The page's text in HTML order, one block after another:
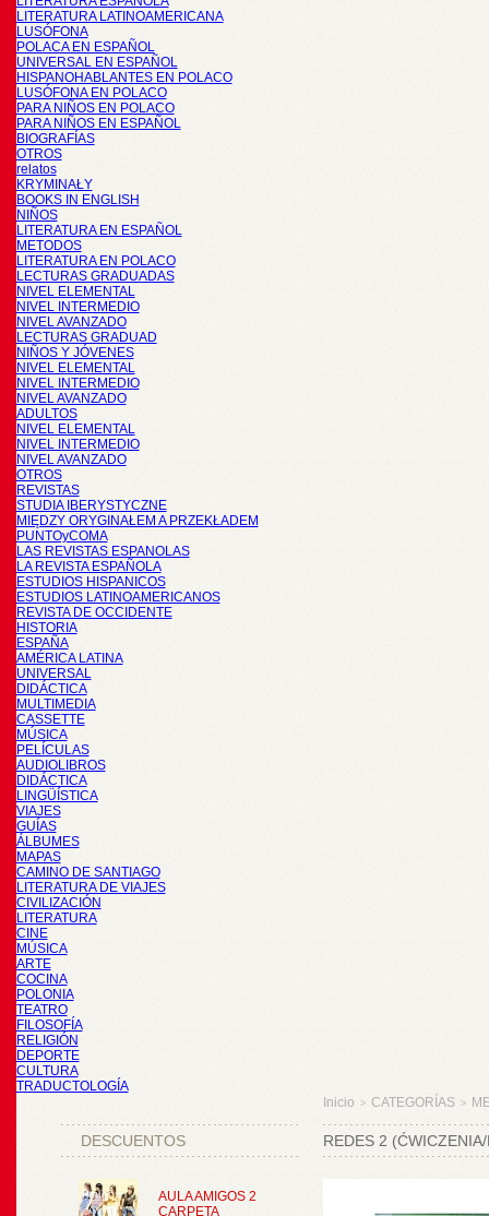
LITERATURA LATINOAMERICANA
LUSÓFONA
POLACA EN ESPAÑOL
UNIVERSAL EN ESPAÑOL
HISPANOHABLANTES EN POLACO
LUSÓFONA EN POLACO
PARA NIÑOS EN POLACO
PARA NIÑOS EN ESPAÑOL
BIOGRAFÍAS
OTROS
relatos
KRYMINAŁY
BOOKS IN ENGLISH
NIÑOS
LITERATURA EN ESPAÑOL
METODOS
LITERATURA EN POLACO
LECTURAS GRADUADAS
NIVEL ELEMENTAL
NIVEL INTERMEDIO
NIVEL AVANZADO
LECTURAS GRADUAD
NIÑOS Y JÓVENES
NIVEL ELEMENTAL
NIVEL INTERMEDIO
NIVEL AVANZADO
ADULTOS
NIVEL ELEMENTAL
NIVEL INTERMEDIO
NIVEL AVANZADO
OTROS
REVISTAS
STUDIA IBERYSTYCZNE
MIĘDZY ORYGINAŁEM A PRZEKŁADEM
PUNTOyCOMA
LAS REVISTAS ESPANOLAS
LA REVISTA ESPAÑOLA
ESTUDIOS HISPANICOS
ESTUDIOS LATINOAMERICANOS
REVISTA DE OCCIDENTE
HISTORIA
ESPAÑA
AMÉRICA LATINA
UNIVERSAL
DIDÁCTICA
MULTIMEDIA
CASSETTE
MÚSICA
PELÍCULAS
AUDIOLIBROS
DIDÁCTICA
LINGÜÍSTICA
VIAJES
GUÍAS
ÁLBUMES
MAPAS
CAMINO DE SANTIAGO
LITERATURA DE VIAJES
CIVILIZACIÓN
LITERATURA
CINE
MÚSICA
ARTE
COCINA
POLONIA
TEATRO
FILOSOFÍA
RELIGIÓN
DEPORTE
CULTURA
TRADUCTOLOGÍA
DESCUENTOS
AULA AMIGOS 2
CARPETA
Inicio > CATEGORÍAS >
REDES 2